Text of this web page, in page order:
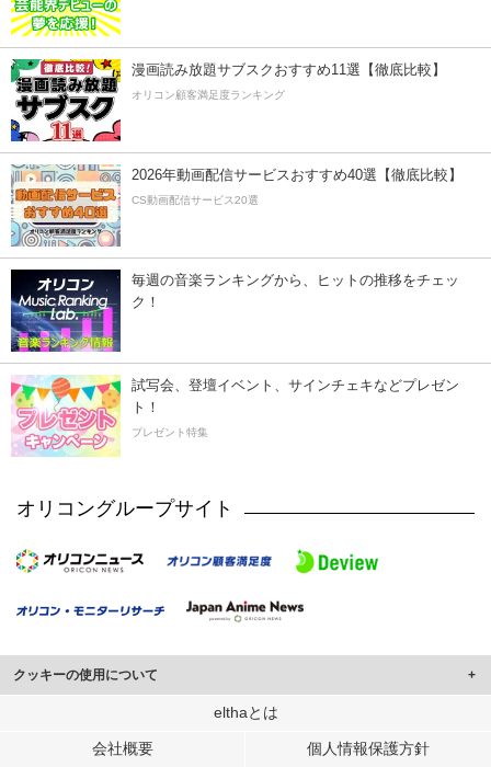
漫画読み放題サブスクおすすめ11選【徹底比較】
オリコン顧客満足度ランキング
2026年動画配信サービスおすすめ40選【徹底比較】
CS動画配信サービス20選
毎週の音楽ランキングから、ヒットの推移をチェッ
ク！
試写会、登壇イベント、サインチェキなどプレゼン
ト！
プレゼント特集
オリコングループサイト
クッキーの使用について
このサイトでは Cookie を使用して、ユーザーに合わせたコンテンツや広告の
行っています。
elthaとは
会社概要 個人情報保護方針